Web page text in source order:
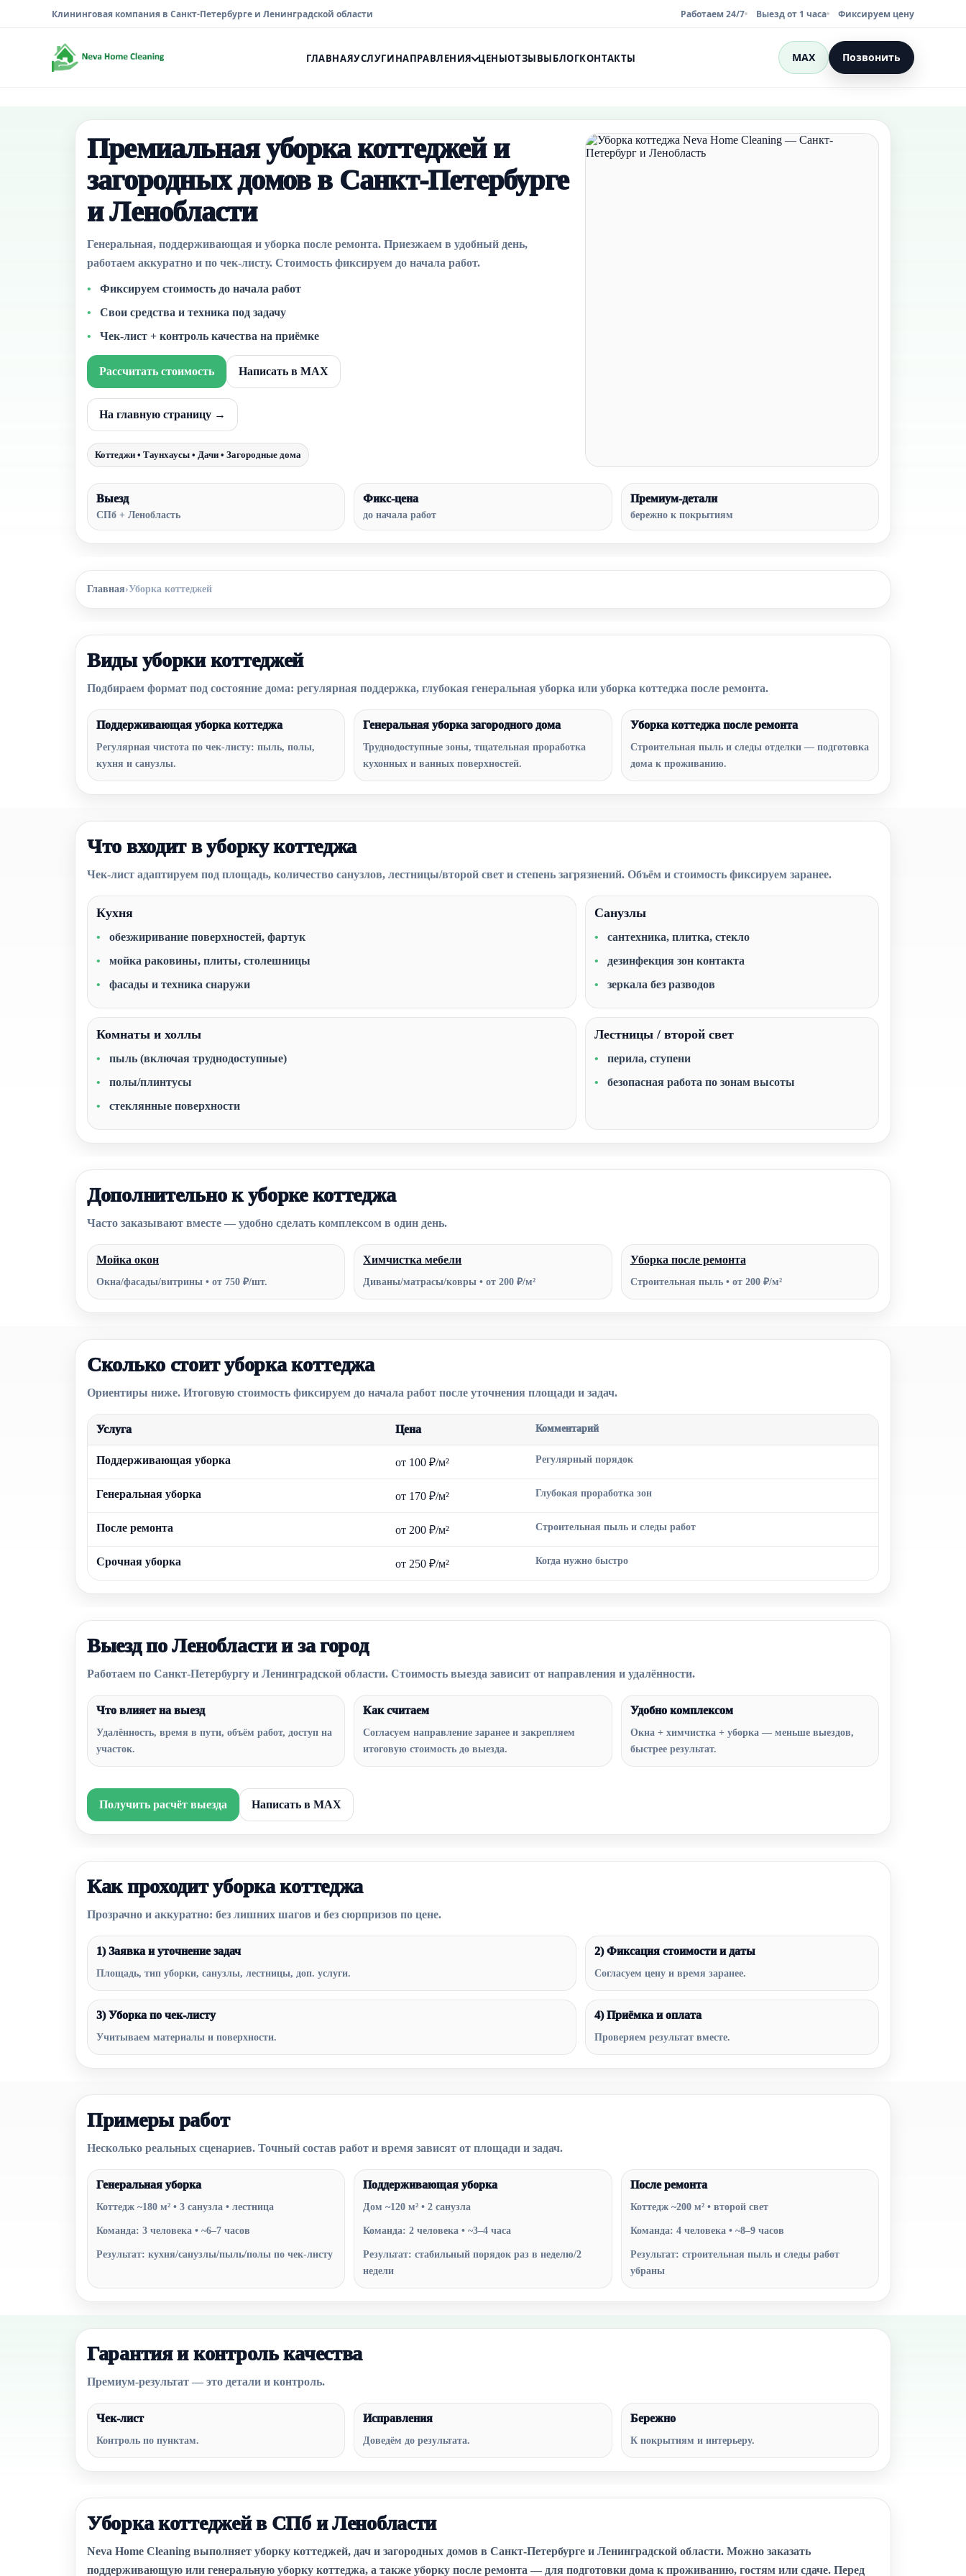
Клининговая компания в Санкт-Петербурге и Ленинградской области Работаем 24/7 Выезд от 1 часа Фиксируем цену
ГЛАВНАЯУСЛУГИНАПРАВЛЕНИЯ ЦЕНЫОТЗЫВЫБЛОГКОНТАКТЫ MAX Позвонить
Премиальная уборка коттеджей и
загородных домов в Санкт-Петербурге
и Ленобласти
Генеральная, поддерживающая и уборка после ремонта. Приезжаем в удобный день,
работаем аккуратно и по чек-листу. Стоимость фиксируем до начала работ.
Фиксируем стоимость до начала работ
Свои средства и техника под задачу
Чек-лист + контроль качества на приёмке
Рассчитать стоимость Написать в MAX
На главную страницу →
Коттеджи • Таунхаусы • Дачи • Загородные дома
Выезд
СПб + Ленобласть
Фикс-цена
до начала работ
Премиум-детали
бережно к покрытиям
Главная›Уборка коттеджей
Виды уборки коттеджей
Подбираем формат под состояние дома: регулярная поддержка, глубокая генеральная уборка или уборка коттеджа после ремонта.
Поддерживающая уборка коттеджа
Регулярная чистота по чек-листу: пыль, полы,
кухня и санузлы.
Генеральная уборка загородного дома
Труднодоступные зоны, тщательная проработка
кухонных и ванных поверхностей.
Уборка коттеджа после ремонта
Строительная пыль и следы отделки — подготовка
дома к проживанию.
Что входит в уборку коттеджа
Чек-лист адаптируем под площадь, количество санузлов, лестницы/второй свет и степень загрязнений. Объём и стоимость фиксируем заранее.
Кухня
обезжиривание поверхностей, фартук
мойка раковины, плиты, столешницы
фасады и техника снаружи
Санузлы
сантехника, плитка, стекло
дезинфекция зон контакта
зеркала без разводов
Комнаты и холлы
пыль (включая труднодоступные)
полы/плинтусы
стеклянные поверхности
Лестницы / второй свет
перила, ступени
безопасная работа по зонам высоты
Дополнительно к уборке коттеджа
Часто заказывают вместе — удобно сделать комплексом в один день.
Мойка окон
Окна/фасады/витрины • от 750 ₽/шт.
Химчистка мебели
Диваны/матрасы/ковры • от 200 ₽/м²
Уборка после ремонта
Строительная пыль • от 200 ₽/м²
Сколько стоит уборка коттеджа
Ориентиры ниже. Итоговую стоимость фиксируем до начала работ после уточнения площади и задач.
Услуга Цена Комментарий
Поддерживающая уборка от 100 ₽/м² Регулярный порядок
Генеральная уборка от 170 ₽/м² Глубокая проработка зон
После ремонта от 200 ₽/м² Строительная пыль и следы работ
Срочная уборка от 250 ₽/м² Когда нужно быстро
Выезд по Ленобласти и за город
Работаем по Санкт-Петербургу и Ленинградской области. Стоимость выезда зависит от направления и удалённости.
Что влияет на выезд
Удалённость, время в пути, объём работ, доступ на
участок.
Как считаем
Согласуем направление заранее и закрепляем
итоговую стоимость до выезда.
Удобно комплексом
Окна + химчистка + уборка — меньше выездов,
быстрее результат.
Получить расчёт выезда Написать в MAX
Как проходит уборка коттеджа
Прозрачно и аккуратно: без лишних шагов и без сюрпризов по цене.
1) Заявка и уточнение задач
Площадь, тип уборки, санузлы, лестницы, доп. услуги.
2) Фиксация стоимости и даты
Согласуем цену и время заранее.
3) Уборка по чек-листу
Учитываем материалы и поверхности.
4) Приёмка и оплата
Проверяем результат вместе.
Примеры работ
Несколько реальных сценариев. Точный состав работ и время зависят от площади и задач.
Генеральная уборка
Коттедж ~180 м² • 3 санузла • лестница
Команда: 3 человека • ~6–7 часов
Результат: кухня/санузлы/пыль/полы по чек-листу
Поддерживающая уборка
Дом ~120 м² • 2 санузла
Команда: 2 человека • ~3–4 часа
Результат: стабильный порядок раз в неделю/2
недели
После ремонта
Коттедж ~200 м² • второй свет
Команда: 4 человека • ~8–9 часов
Результат: строительная пыль и следы работ
убраны
Гарантия и контроль качества
Премиум-результат — это детали и контроль.
Чек-лист
Контроль по пунктам.
Исправления
Доведём до результата.
Бережно
К покрытиям и интерьеру.
Уборка коттеджей в СПб и Ленобласти
Neva Home Cleaning выполняет уборку коттеджей, дач и загородных домов в Санкт-Петербурге и Ленинградской области. Можно заказать
поддерживающую или генеральную уборку коттеджа, а также уборку после ремонта — для подготовки дома к проживанию, гостям или сдаче. Перед